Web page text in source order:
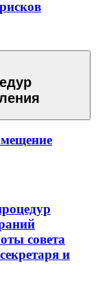
совета
и